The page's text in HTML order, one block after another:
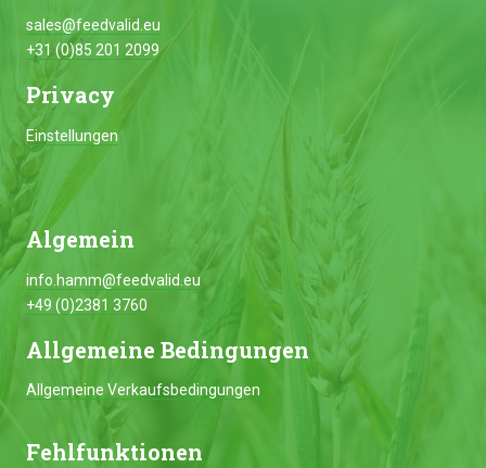
sales@feedvalid.eu
+31 (0)85 201 2099
Privacy
Einstellungen
Algemein
info.hamm@feedvalid.eu
+49 (0)2381 3760
Allgemeine Bedingungen
Allgemeine Verkaufsbedingungen
Fehlfunktionen